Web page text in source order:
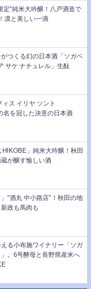
定"純米大吟醸！八戸酒造で
凛と美しい一滴
つくる幻の日本酒「ソガベ
サケ ナチュレル」生酛
ィス イリヤ ソント
名を冠した決意の日本酒
HIKOBE」純米大吟醸！秋田
が醸す愉しい酒
"酒丸 中小路店"！秋田の地
政も馬肉も
る小布施ワイナリー「ソガ
。6号酵母と長野県産米へ